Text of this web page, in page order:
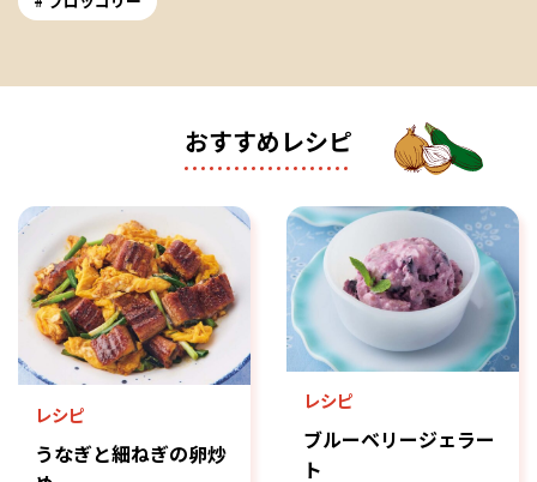
おすすめレシピ
レシピ
うなぎと細ねぎの卵炒
レシピ
ブルーベリージェラー
ト